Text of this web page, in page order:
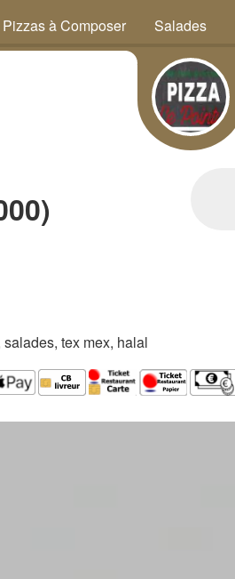
Pizzas à Composer Salades
tex mex, halal